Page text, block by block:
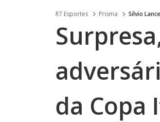
R7 Esportes Prisma Silvio
da Copa